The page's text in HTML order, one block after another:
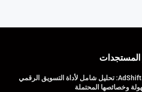
المستجدات
AdShift.app: تحليل شامل لأداة التسويق الرقمي
وخصائصها المحتملة